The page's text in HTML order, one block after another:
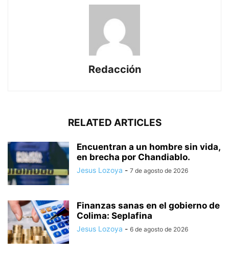
Redacción
RELATED ARTICLES
Encuentran a un hombre sin vida,
en brecha por Chandiablo.
Jesus Lozoya - 7 de agosto de 2026
Finanzas sanas en el gobierno de
Colima: Seplafina
Jesus Lozoya - 6 de agosto de 2026